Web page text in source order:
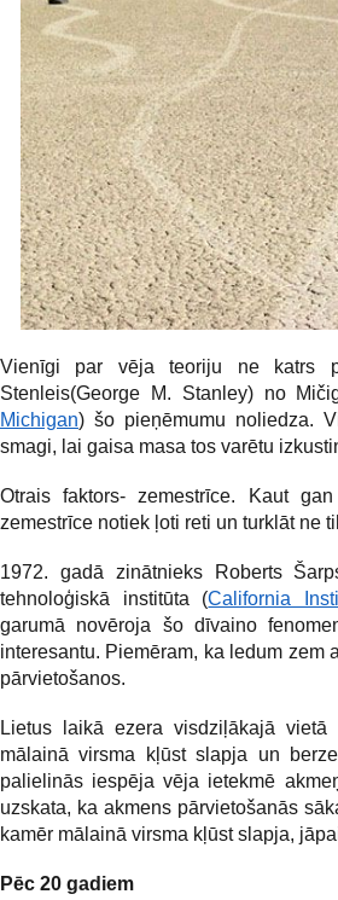
Vienīgi par vēja teoriju ne katrs
Stenleis(George M. Stanley) no
Michigan) šo pieņēmumu noliedza.
smagi, lai gaisa masa tos varētu
Otrais faktors- zemestrīce. Kaut
zemestrīce notiek ļoti reti un turklāt ne
1972. gadā zinātnieks Roberts
tehnoloģiskā institūta (California
garumā novēroja šo dīvaino
interesantu. Piemēram, ka ledum zem
pārvietošanos.
Lietus laikā ezera visdziļākajā
mālainā virsma kļūst slapja un
palielinās iespēja vēja ietekmē
uzskata, ka akmens pārvietošanās
kamēr mālainā virsma kļūst slapja,
Pēc 20 gadiem